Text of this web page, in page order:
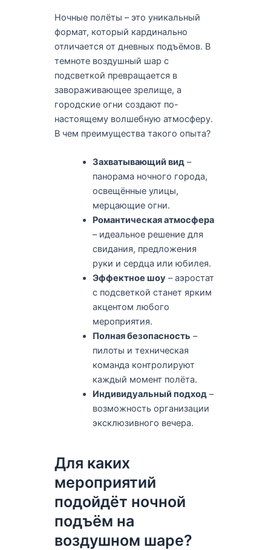
Ночные полёты – это уникальный
формат, который кардинально
отличается от дневных подъёмов. В
темноте воздушный шар с
подсветкой превращается в
завораживающее зрелище, а
городские огни создают по-
настоящему волшебную атмосферу.
В чем преимущества такого опыта?
Захватывающий вид –
панорама ночного города,
освещённые улицы,
мерцающие огни.
Романтическая атмосфера
– идеальное решение для
свидания, предложения
руки и сердца или юбилея.
Эффектное шоу – аэростат
с подсветкой станет ярким
акцентом любого
мероприятия.
Полная безопасность –
пилоты и техническая
команда контролируют
каждый момент полёта.
Индивидуальный подход –
возможность организации
эксклюзивного вечера.
Для каких
мероприятий
подойдёт ночной
подъём на
воздушном шаре?